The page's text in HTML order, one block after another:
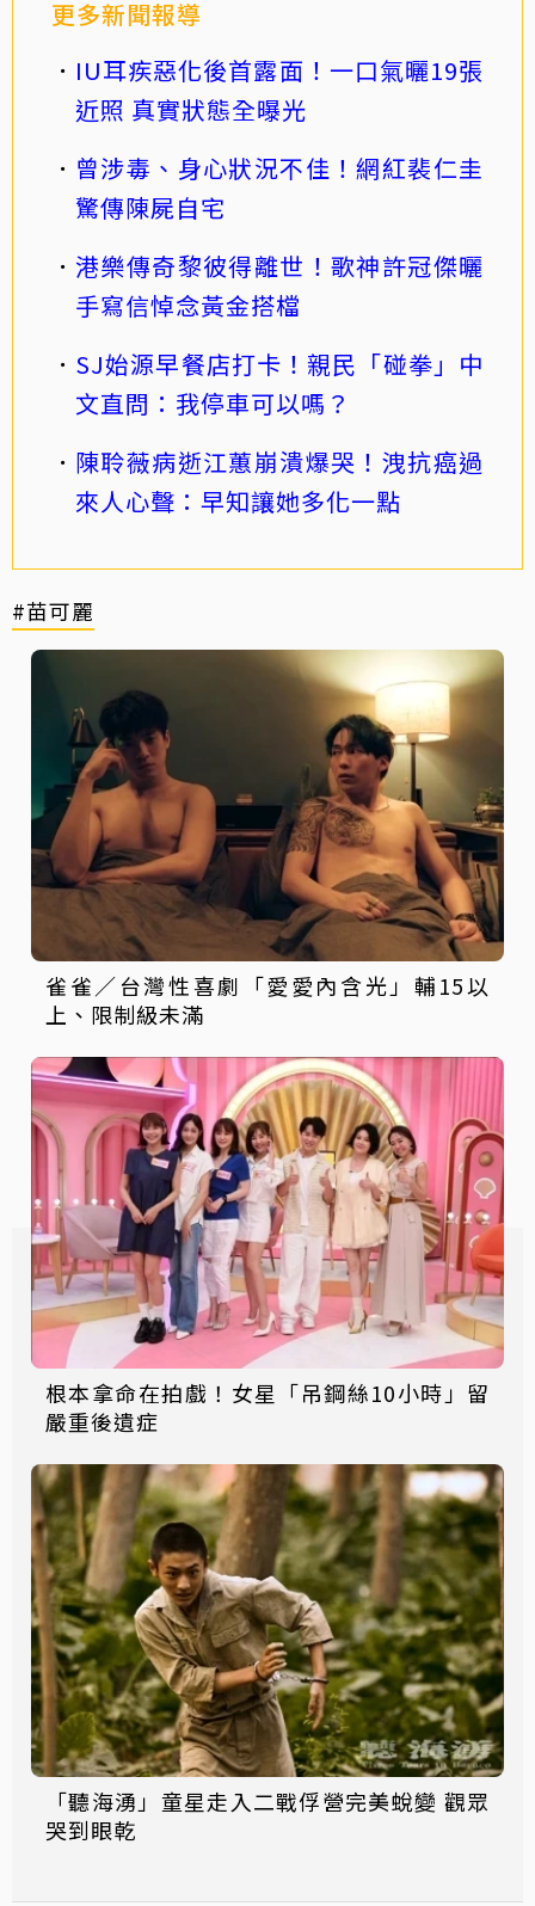
更多新聞報導
IU耳疾惡化後首露面！一口氣曬19張
近照 真實狀態全曝光
曾涉毒、身心狀況不佳！網紅裴仁圭
驚傳陳屍自宅
港樂傳奇黎彼得離世！歌神許冠傑曬
手寫信悼念黃金搭檔
SJ始源早餐店打卡！親民「碰拳」中
文直問：我停車可以嗎？
陳聆薇病逝江蕙崩潰爆哭！洩抗癌過
來人心聲：早知讓她多化一點
#苗可麗
雀雀／台灣性喜劇「愛愛內含光」輔15以
上、限制級未滿
根本拿命在拍戲！女星「吊鋼絲10小時」留
嚴重後遺症
「聽海湧」童星走入二戰俘營完美蛻變 觀眾
哭到眼乾